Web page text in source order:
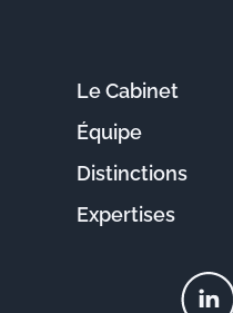
Le Cabinet
Équipe
Distinctions
Expertises